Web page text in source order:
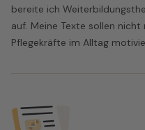
bereite ich
auf. Meine Texte sollen
Pflegekräfte im Alltag